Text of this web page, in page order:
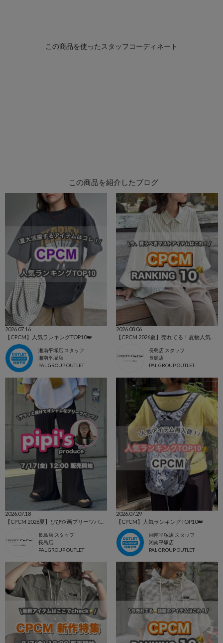
この商品を紹介したブログ
2026.07.16
【CPCM】人気ランキングTOP10👑
湘南平塚店 スタッフ
湘南平塚店
PAL GROUP OUTLET
2026.08.06
【CPCM 2026夏】売れてる！夏物人気ランキングBEST10🌼
長島店 スタッフ
長島店
PAL GROUP OUTLET
2026.07.18
長島店 スタッフ
長島店
PAL GROUP OUTLET
2026.07.29
【CPCM】人気ランキングTOP10👑
湘南平塚店 スタッフ
湘南平塚店
PAL GROUP OUTLET